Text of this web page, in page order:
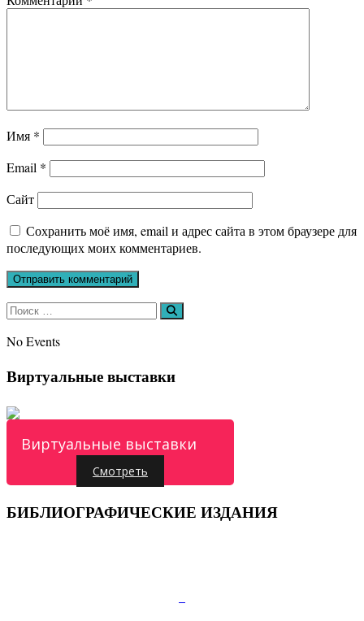
Имя *
Email *
Сайт
Сохранить моё имя, email и адрес сайта в этом браузере для
последующих моих комментариев.
Искать: Поиск
No Events
Виртуальные выставки
Виртуальные выставки
Смотреть
БИБЛИОГРАФИЧЕСКИЕ ИЗДАНИЯ